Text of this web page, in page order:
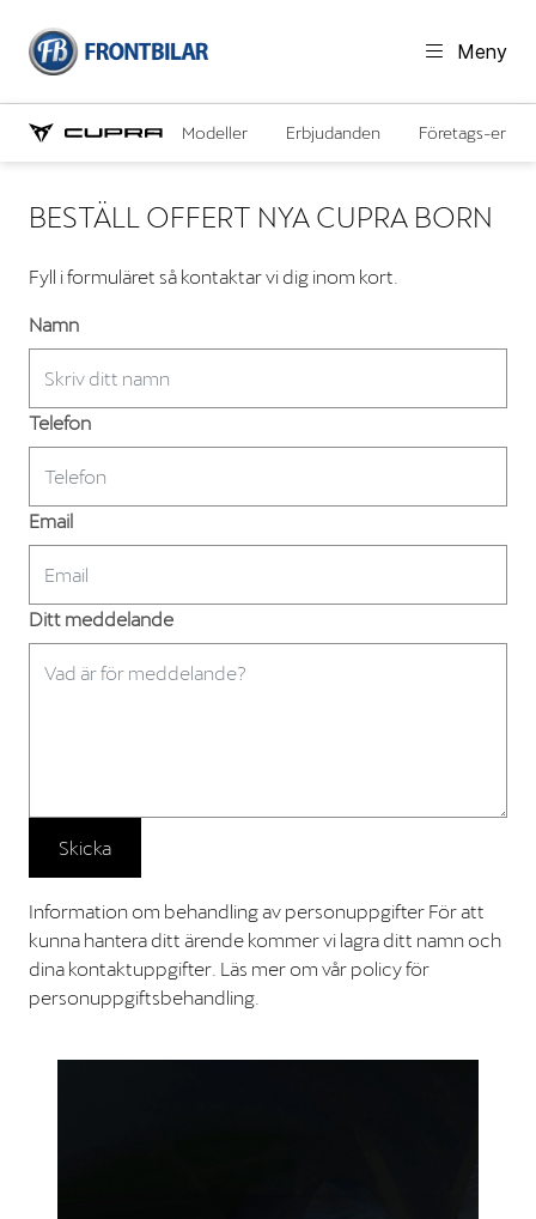
Meny
Modeller Erbjudanden Företags-
BESTÄLL OFFERT NYA CUPRA BORN
Fyll i formuläret så kontaktar vi dig inom kort.
Namn
Telefon
Email
Ditt meddelande
Skicka
Information om behandling av personuppgifter För att
kunna hantera ditt ärende kommer vi lagra ditt namn och
dina kontaktuppgifter. Läs mer om vår policy för
personuppgiftsbehandling.